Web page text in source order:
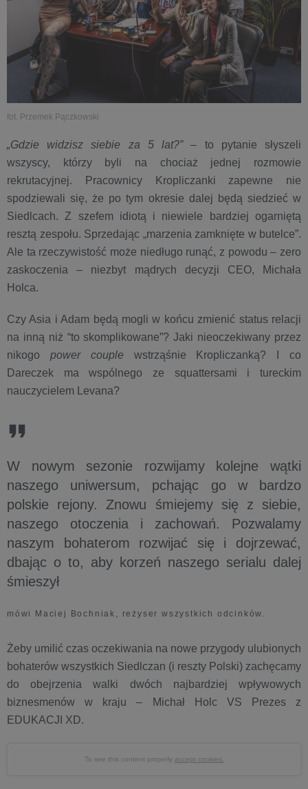
fot. Przemek Pączkowski
„Gdzie widzisz siebie za 5 lat?”– to pytanie słyszeli
wszyscy, którzy byli na chociaż jednej rozmowie
rekrutacyjnej. Pracownicy Kropliczanki zapewne nie
spodziewali się, że po tym okresie dalej będą siedzieć w
Siedlcach. Z szefem idiotą i niewiele bardziej ogarniętą
resztą zespołu. Sprzedając „marzenia zamknięte w butelce”.
Ale ta rzeczywistość może niedługo runąć, z powodu – zero
zaskoczenia – niezbyt mądrych decyzji CEO, Michała
Holca.
Czy Asia i Adam będą mogli w końcu zmienić status relacji
na inną niż “to skomplikowane”? Jaki nieoczekiwany przez
nikogo power couple wstrząśnie Kropliczanką? I co
Dareczek ma wspólnego ze squattersami i tureckim
nauczycielem Levana?
W nowym sezonie rozwijamy kolejne wątki
naszego uniwersum, pchając go w bardzo
polskie rejony. Znowu śmiejemy się z siebie,
naszego otoczenia i zachowań. Pozwalamy
naszym bohaterom rozwijać się i dojrzewać,
dbając o to, aby korzeń naszego serialu dalej
śmieszył
mówi Maciej Bochniak, reżyser wszystkich odcinków.
Żeby umilić czas oczekiwania na nowe przygody ulubionych
bohaterów wszystkich Siedlczan (i reszty Polski) zachęcamy
do obejrzenia walki dwóch najbardziej wpływowych
biznesmenów w kraju – Michał Holc VS Prezes z
EDUKACJI XD.
To see this content properly accept cookies.